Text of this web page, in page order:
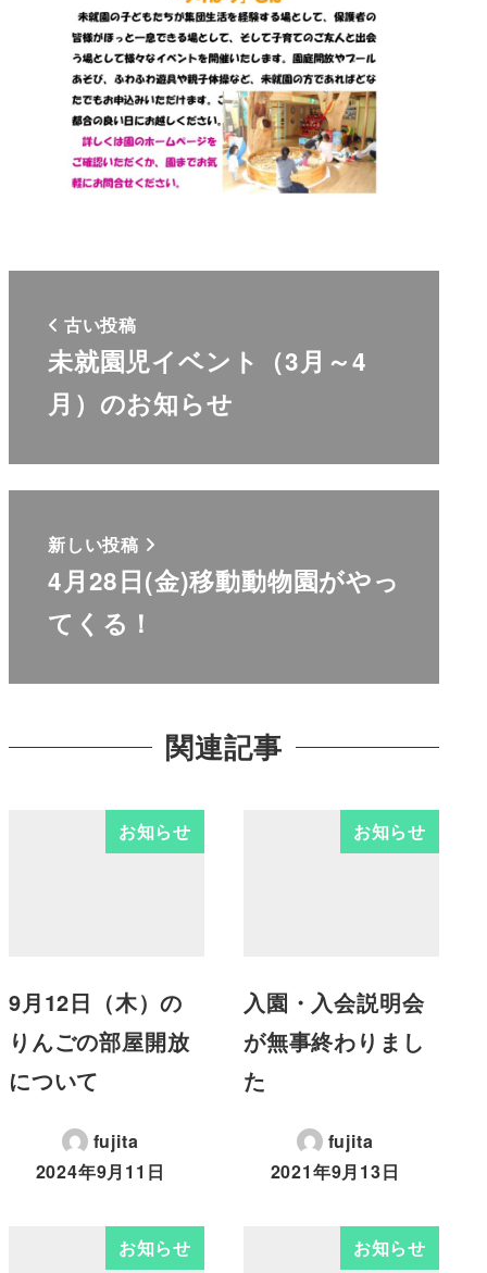
古い投稿
未就園児イベント（3月～4
月）のお知らせ
新しい投稿
4月28日(金)移動動物園がやっ
てくる！
関連記事
お知らせ
9月12日（木）の
りんごの部屋開放
について
fujita
2024年9月11日
お知らせ
入園・入会説明会
が無事終わりまし
た
fujita
2021年9月13日
お知らせ お知らせ